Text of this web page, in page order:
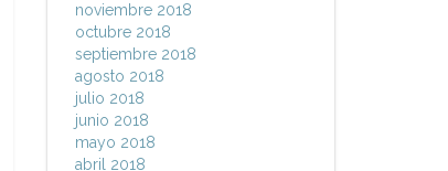
noviembre 2018
octubre 2018
septiembre 2018
agosto 2018
julio 2018
junio 2018
mayo 2018
abril 2018